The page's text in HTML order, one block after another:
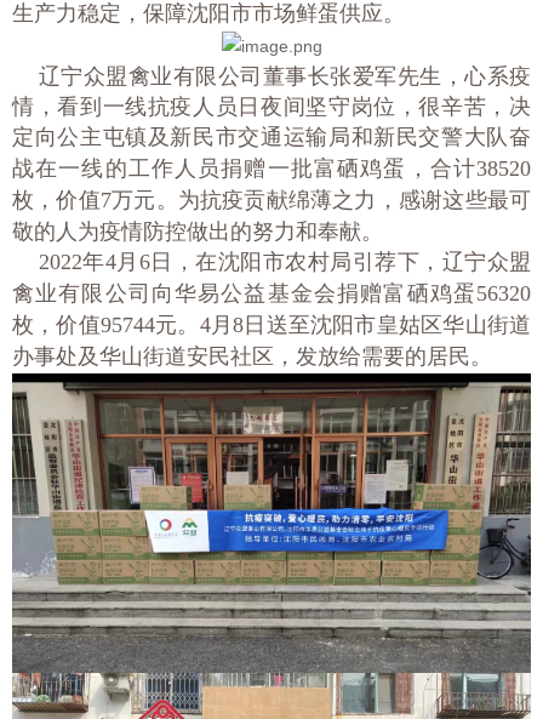
生产力稳定，保障沈阳市市场鲜蛋供应。
辽宁众盟禽业有限公司董事长张爱军先生，心系疫
情，看到一线抗疫人员日夜间坚守岗位，很辛苦，决
定向公主屯镇及新民市交通运输局和新民交警大队奋
战在一线的工作人员捐赠一批富硒鸡蛋，合计38520
枚，价值7万元。 为抗疫贡献绵薄之力，感谢这些最可
敬的人为疫情防控做出的努力和奉献。
2022年4月 6日，在沈阳市农村局引荐下，辽宁众盟
禽业有限公司向华易公益基金会捐赠富硒鸡蛋56320
枚，价值95744元。 4月8日送至沈阳市皇姑区华山街道
办事处及华山街道安民社区，发放给需要的居民。